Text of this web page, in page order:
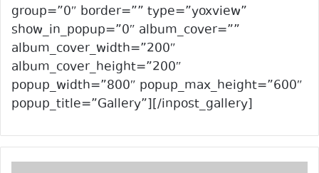
group=”0″ border=”” type=”yoxview”
show_in_popup=”0″ album_cover=””
album_cover_width=”200″
album_cover_height=”200″
popup_width=”800″ popup_max_height=”600″
popup_title=”Gallery”][/inpost_gallery]